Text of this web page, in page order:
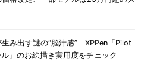
生み出す謎の“脳汁感” XPPen「Pilot
」のお絵描き実用度をチェック